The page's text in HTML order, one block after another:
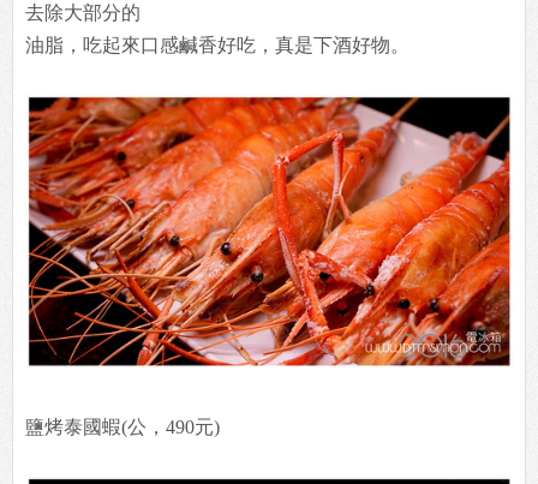
去除大部分的
油脂，吃起來口感鹹香好吃，真是下酒好物。
鹽烤泰國蝦(公，490元)